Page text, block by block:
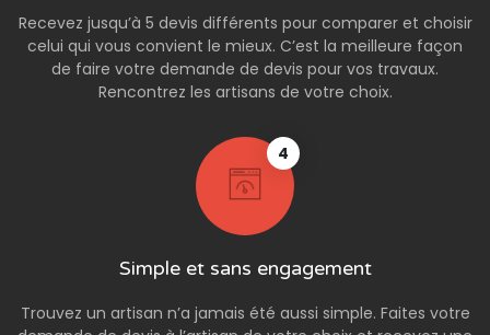
Recevez jusqu’à 5 devis différents pour comparer et choisir
celui qui vous convient le mieux. C’est la meilleure façon
de faire votre demande de devis pour vos travaux.
Rencontrez les artisans de votre choix.
4
Simple et sans engagement
Trouvez un artisan n’a jamais été aussi simple. Faites votre